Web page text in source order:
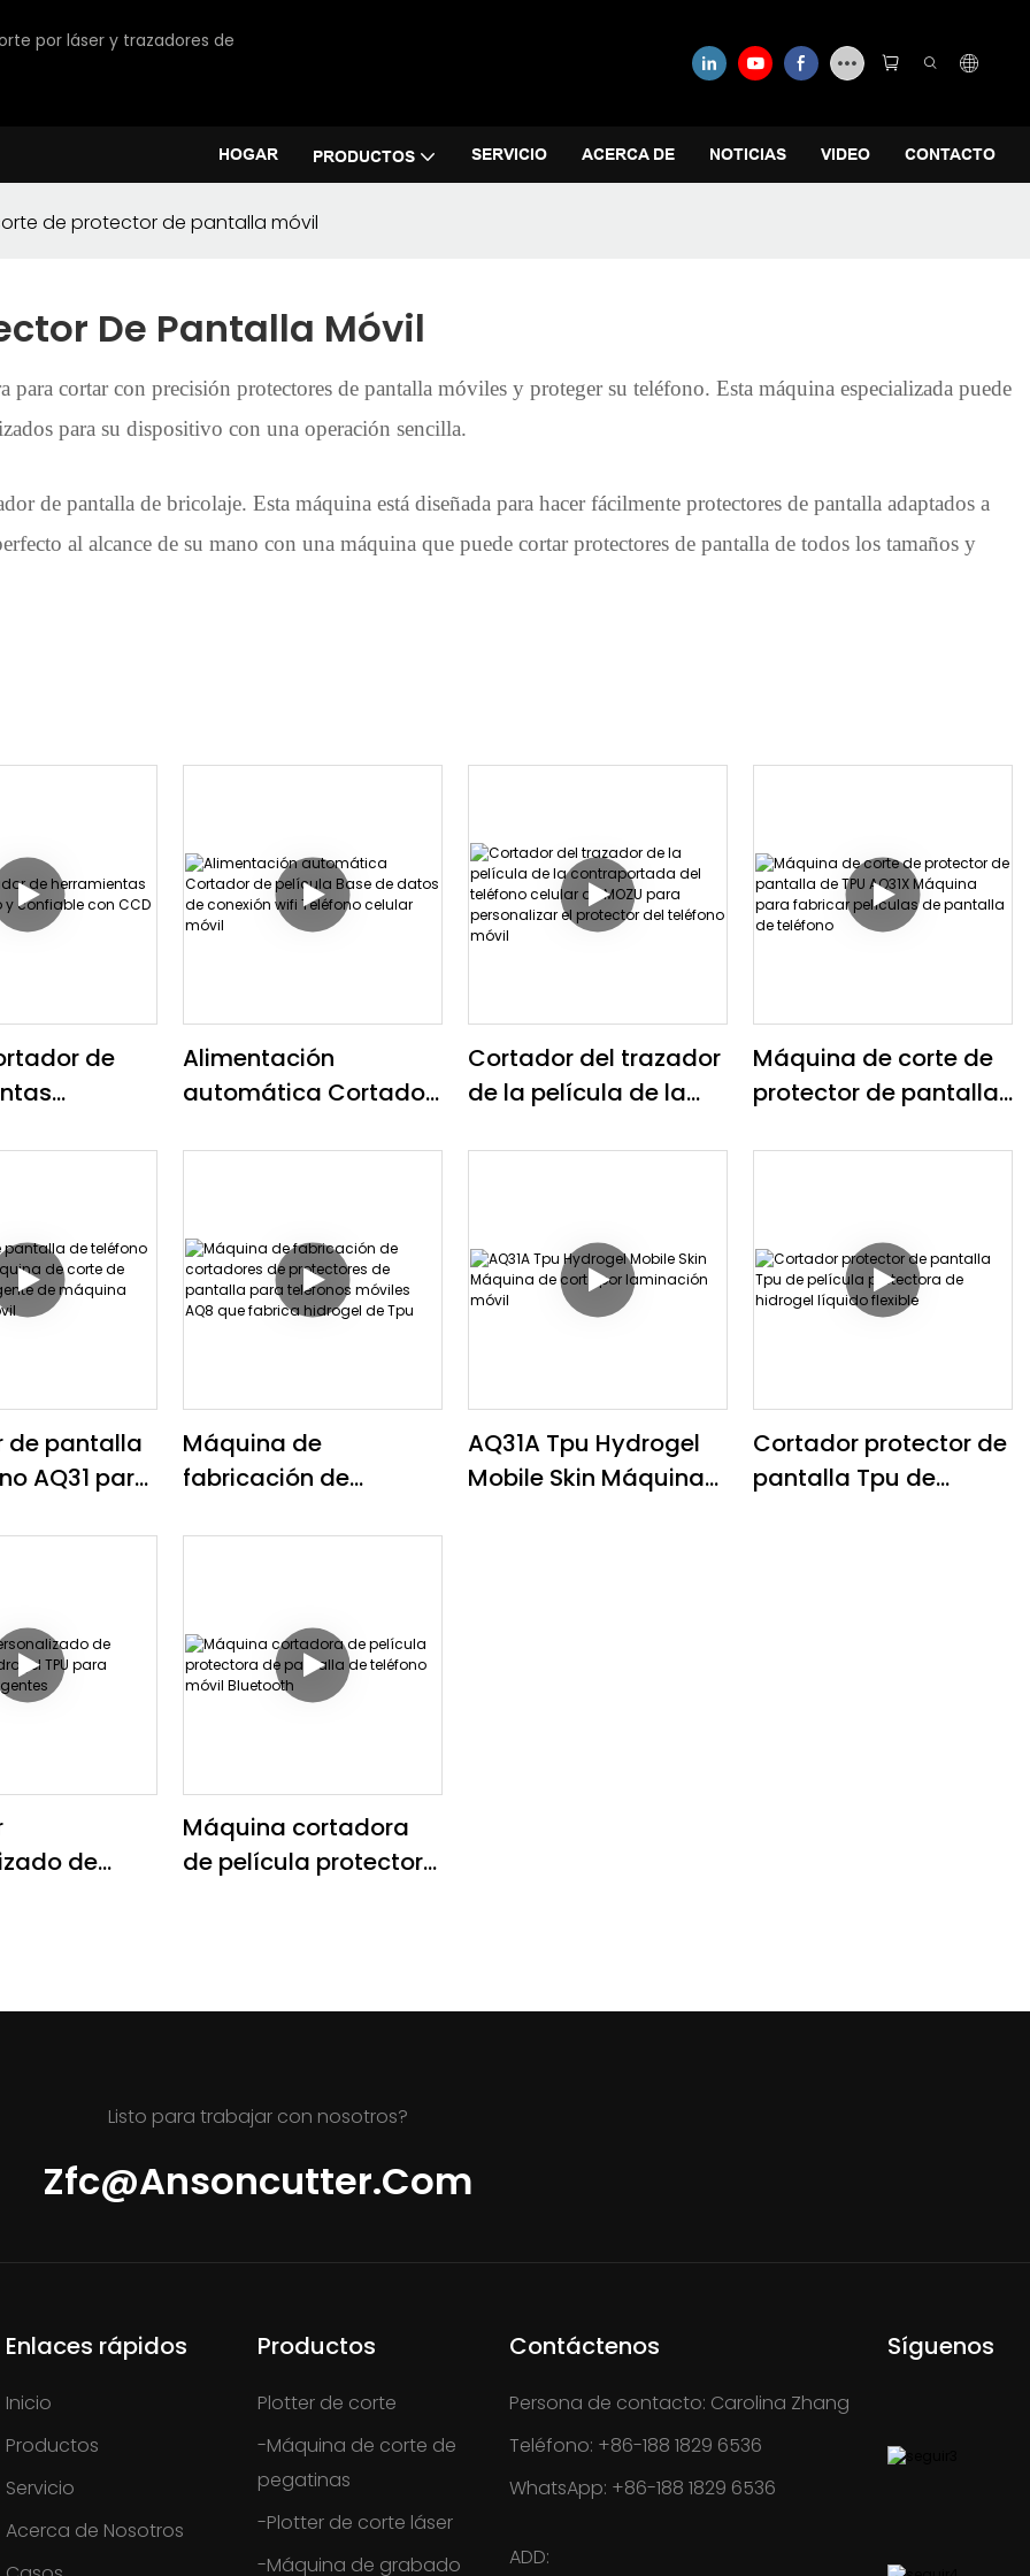
por láser y trazadores de
HOGAR PRODUCTOS SERVICIO ACERCA DE NOTICIAS VIDEO CONTACTO
de protector de pantalla móvil
De Pantalla Móvil
cortar con precisión protectores de pantalla móviles y proteger su teléfono. Esta máquina especializada puede
para su dispositivo con una operación sencilla.
de pantalla de bricolaje. Esta máquina está diseñada para hacer fácilmente protectores de pantalla adaptados a
al alcance de su mano con una máquina que puede cortar protectores de pantalla de todos los tamaños y
de
CCD
Alimentación
automática Cortador
datos de conexión wifi
Cortador del trazador
de la película de la
teléfono celular de
protector del teléfono
móvil
Máquina de corte de
protector de pantalla
Máquina para
de pantalla
AQ31 para
de
Máquina de
fabricación de
protectores de
que fabrica hidrogel
de Tpu
AQ31A Tpu Hydrogel
Mobile Skin Máquina
Cortador protector de
pantalla Tpu de
de
Máquina cortadora
de película protectora
Listo para trabajar con nosotros?
Zfc@ansoncutter.com
Enlaces rápidos
Inicio
Productos
Servicio
Acerca de Nosotros
Productos
Plotter de corte
-Máquina de corte de
pegatinas
-Plotter de corte láser
-Máquina de grabado
Contáctenos
Persona de contacto: Carolina Zhang
Teléfono: +86-188 1829 6536
WhatsApp: +86-188 1829 6536
ADD:
Síguenos